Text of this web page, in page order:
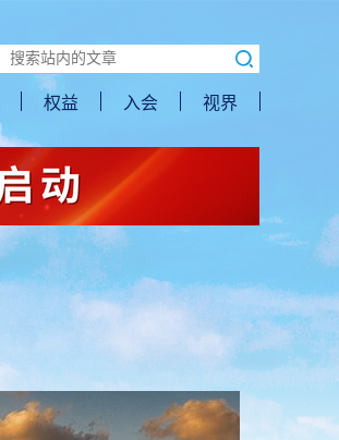
权益 入会 视界